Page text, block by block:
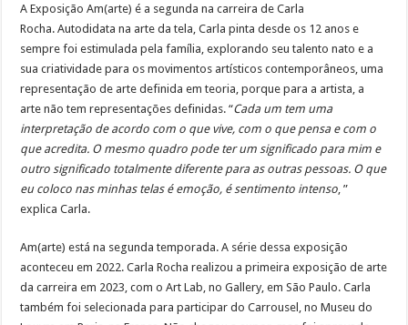
A Exposição Am(arte) é a segunda na carreira de Carla
Rocha. Autodidata na arte da tela, Carla pinta desde os 12 anos e
sempre foi estimulada pela família, explorando seu talento nato e a
sua criatividade para os movimentos artísticos contemporâneos, uma
representação de arte definida em teoria, porque para a artista, a
arte não tem representações definidas. “Cada um tem uma
interpretação de acordo com o que vive, com o que pensa e com o
que acredita. O mesmo quadro pode ter um significado para mim e
outro significado totalmente diferente para as outras pessoas. O que
eu coloco nas minhas telas é emoção, é sentimento intenso , ”
explica Carla.
Am(arte) está na segunda temporada. A série dessa exposição
aconteceu em 2022. Carla Rocha realizou a primeira exposição de arte
da carreira em 2023, com o Art Lab, no Gallery, em São Paulo. Carla
também foi selecionada para participar do Carrousel, no Museu do